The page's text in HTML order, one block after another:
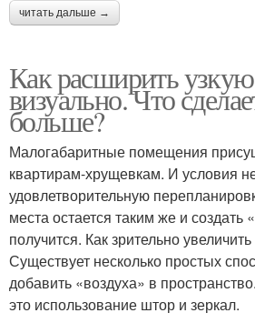
читать дальше →
Как расширить
визуально. Что
больше?
Малогабаритные помещения
квартирам-хрущевкам. И условия
удовлетворительную
места остается таким же и создать
получится. Как зрительно
Существует несколько простых
добавить «воздуха» в
это использование штор и зеркал.